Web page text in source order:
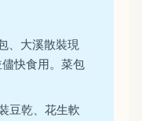
、大溪散裝現
快食用。菜包
豆乾、花生軟